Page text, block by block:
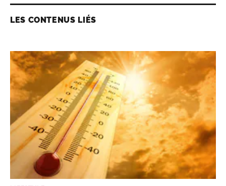
LES CONTENUS LIÉS